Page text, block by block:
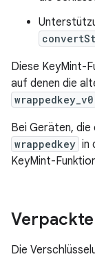
Diese KeyMint-
auf denen die
wrappedkey_v0
Bei Geräten, die
wrappedkey in
KeyMint-
Die